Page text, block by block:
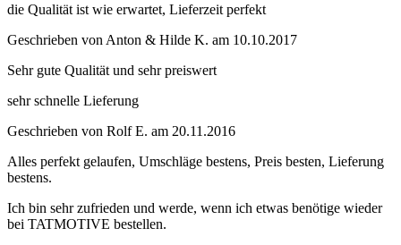
die Qualität ist wie erwartet, Lieferzeit perfekt
Geschrieben von Anton & Hilde K. am 10.10.2017
Sehr gute Qualität und sehr preiswert
sehr schnelle Lieferung
Geschrieben von Rolf E. am 20.11.2016
Alles perfekt gelaufen, Umschläge bestens, Preis besten, Lieferung
bestens.
Ich bin sehr zufrieden und werde, wenn ich etwas benötige wieder
bei TATMOTIVE bestellen.